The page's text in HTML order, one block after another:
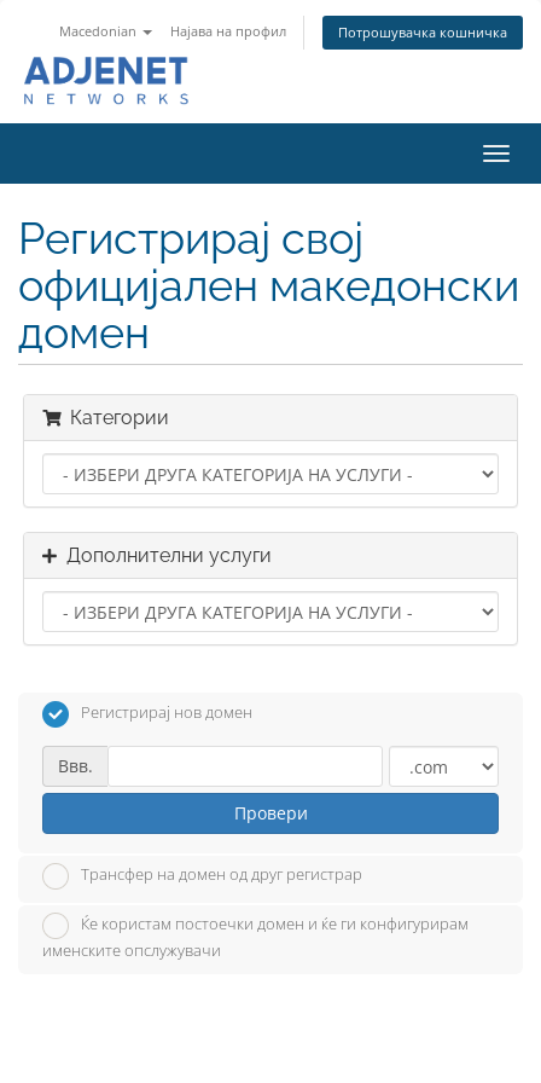
Macedonian Најава на профил Потрошувачка кошничка
ја
Регистрирај свој
официјален македонски
домен
Категории
Дополнителни услуги
Регистрирај нов домен
Ввв.
Провери
Трансфер на домен од друг регистрар
Ќе користам постоечки домен и ќе ги конфигурирам
именските опслужувачи